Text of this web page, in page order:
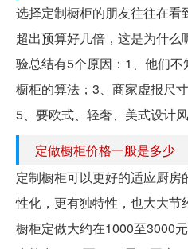
选择定制橱柜的朋友往往在看
超出预算好几倍，这是为什
验总结有5个原因：1、他们
橱柜的算法；3、商家虚报尺
5、要欧式、轻奢、美式设计
定做橱柜价格一般是多少
定制橱柜可以更好的适应厨
性化，更有独特性，也大大
橱柜定做大约在1000至3000